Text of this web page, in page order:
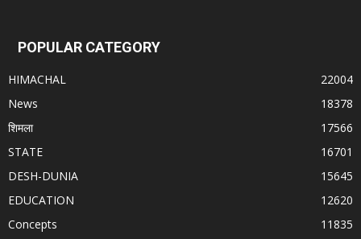
POPULAR CATEGORY
HIMACHAL
22004
News
18378
शिमला
17566
STATE
16701
DESH-DUNIA
15645
EDUCATION
12620
Concepts
11835